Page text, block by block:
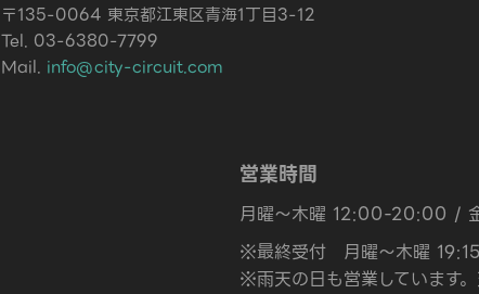
〒135-0064 東京都江東区青海1丁目3-12
Tel. 03-6380-7799
Mail. info@city-circuit.com
営業時間
月曜～木曜 12:00-20:00 /
※最終受付 月曜～木曜
※雨天の日も営業しています